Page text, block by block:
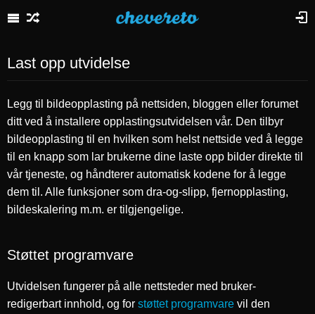
Last opp utvidelse
Legg til bildeopplasting på nettsiden, bloggen eller forumet
ditt ved å installere opplastingsutvidelsen vår. Den tilbyr
bildeopplasting til en hvilken som helst nettside ved å legge
til en knapp som lar brukerne dine laste opp bilder direkte til
vår tjeneste, og håndterer automatisk kodene for å legge
dem til. Alle funksjoner som dra-og-slipp, fjernopplasting,
bildeskalering m.m. er tilgjengelige.
Støttet programvare
Utvidelsen fungerer på alle nettsteder med bruker-
redigerbart innhold, og for støttet programvare vil den